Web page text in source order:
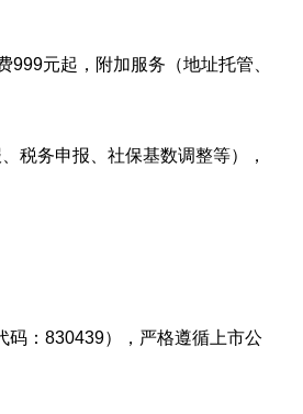
999元起，附加服务（地址托管、
税务申报、社保基数调整等），
码：830439），严格遵循上市公